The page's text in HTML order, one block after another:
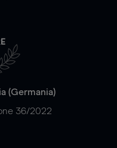
(Germania)
36/2022